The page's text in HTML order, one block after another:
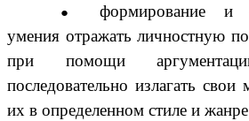
формирование и
умения отражать личностную
при помощи
последовательно излагать
их в определенном стиле и